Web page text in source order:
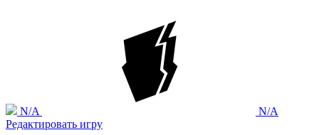
N/A
N/A
Редактировать игру